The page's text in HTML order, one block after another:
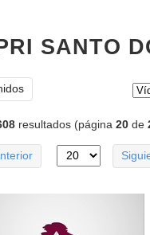
SANTO
resultados (página20 de